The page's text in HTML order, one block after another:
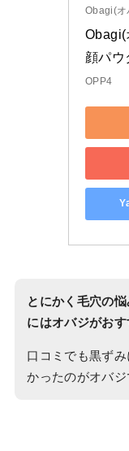
Obagi(オ
Obagi(
顔パウ
OPP4
とにかく毛穴の
にはオバジがお
口コミでも黒ず
かったのがオバジ